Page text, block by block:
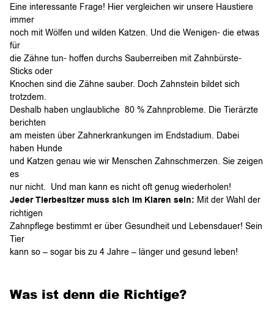
Eine interessante Frage! Hier vergleichen wir unsere Haustiere
immer
noch mit Wölfen und wilden Katzen. Und die Wenigen- die etwas
für
die Zähne tun- hoffen durchs Sauberreiben mit Zahnbürste-
Sticks oder
Knochen sind die Zähne sauber. Doch Zahnstein bildet sich
trotzdem.
Deshalb haben unglaubliche 80 % Zahnprobleme. Die Tierärzte
berichten
am meisten über Zahnerkrankungen im Endstadium. Dabei
haben Hunde
und Katzen genau wie wir Menschen Zahnschmerzen. Sie zeigen
es
nur nicht. Und man kann es nicht oft genug wiederholen!
Jeder Tierbesitzer muss sich im Klaren sein: Mit der Wahl der
richtigen
Zahnpflege bestimmt er über Gesundheit und Lebensdauer! Sein
Tier
kann so – sogar bis zu 4 Jahre – länger und gesund leben!
Was ist denn die Richtige?